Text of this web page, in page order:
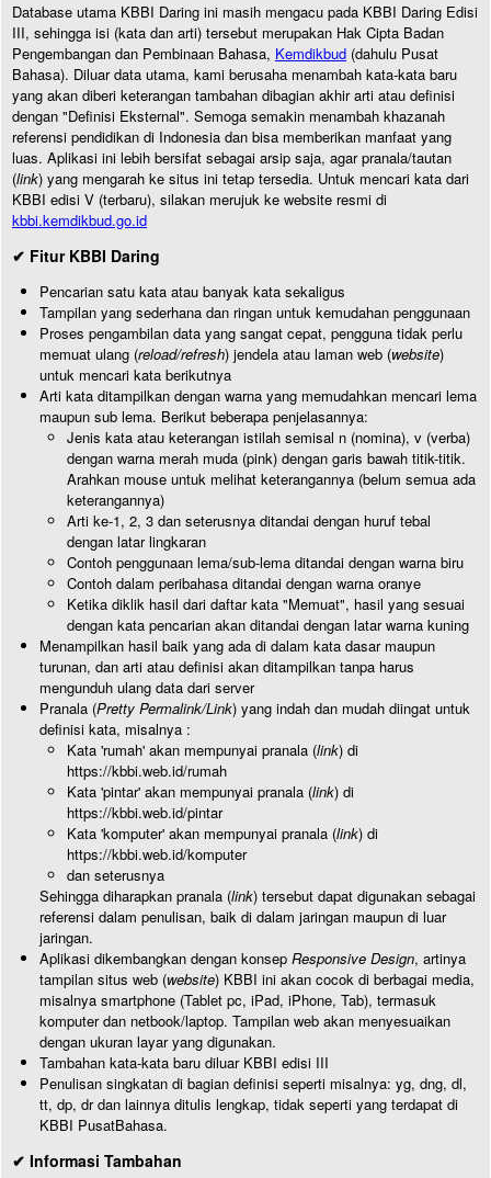
Database utama KBBI Daring ini masih mengacu pada KBBI Daring Edisi
III, sehingga isi (kata dan arti) tersebut merupakan Hak Cipta Badan
Pengembangan dan Pembinaan Bahasa, Kemdikbud (dahulu Pusat
Bahasa). Diluar data utama, kami berusaha menambah kata-kata baru
yang akan diberi keterangan tambahan dibagian akhir arti atau definisi
dengan "Definisi Eksternal". Semoga semakin menambah khazanah
referensi pendidikan di Indonesia dan bisa memberikan manfaat yang
luas. Aplikasi ini lebih bersifat sebagai arsip saja, agar pranala/tautan
(link) yang mengarah ke situs ini tetap tersedia. Untuk mencari kata dari
KBBI edisi V (terbaru), silakan merujuk ke website resmi di
kbbi.kemdikbud.go.id
✔ Fitur KBBI Daring
Pencarian satu kata atau banyak kata sekaligus
Tampilan yang sederhana dan ringan untuk kemudahan penggunaan
Proses pengambilan data yang sangat cepat, pengguna tidak perlu
memuat ulang (reload/refresh) jendela atau laman web (website)
untuk mencari kata berikutnya
Arti kata ditampilkan dengan warna yang memudahkan mencari lema
maupun sub lema. Berikut beberapa penjelasannya:
Jenis kata atau keterangan istilah semisal n (nomina), v (verba)
dengan warna merah muda (pink) dengan garis bawah titik-titik.
Arahkan mouse untuk melihat keterangannya (belum semua ada
keterangannya)
Arti ke-1, 2, 3 dan seterusnya ditandai dengan huruf tebal
dengan latar lingkaran
Contoh penggunaan lema/sub-lema ditandai dengan warna biru
Contoh dalam peribahasa ditandai dengan warna oranye
Ketika diklik hasil dari daftar kata "Memuat", hasil yang sesuai
dengan kata pencarian akan ditandai dengan latar warna kuning
Menampilkan hasil baik yang ada di dalam kata dasar maupun
turunan, dan arti atau definisi akan ditampilkan tanpa harus
mengunduh ulang data dari server
Pranala (Pretty Permalink/Link) yang indah dan mudah diingat untuk
definisi kata, misalnya :
Kata 'rumah' akan mempunyai pranala (link) di
https://kbbi.web.id/rumah
Kata 'pintar' akan mempunyai pranala (link) di
https://kbbi.web.id/pintar
Kata 'komputer' akan mempunyai pranala (link) di
https://kbbi.web.id/komputer
dan seterusnya
Sehingga diharapkan pranala (link) tersebut dapat digunakan sebagai
referensi dalam penulisan, baik di dalam jaringan maupun di luar
jaringan.
Aplikasi dikembangkan dengan konsep Responsive Design, artinya
tampilan situs web (website) KBBI ini akan cocok di berbagai media,
misalnya smartphone (Tablet pc, iPad, iPhone, Tab), termasuk
komputer dan netbook/laptop. Tampilan web akan menyesuaikan
dengan ukuran layar yang digunakan.
Tambahan kata-kata baru diluar KBBI edisi III
Penulisan singkatan di bagian definisi seperti misalnya: yg, dng, dl,
tt, dp, dr dan lainnya ditulis lengkap, tidak seperti yang terdapat di
KBBI PusatBahasa.
✔ Informasi Tambahan